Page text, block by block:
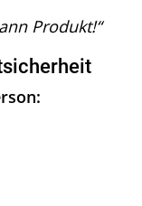
Produkt!“